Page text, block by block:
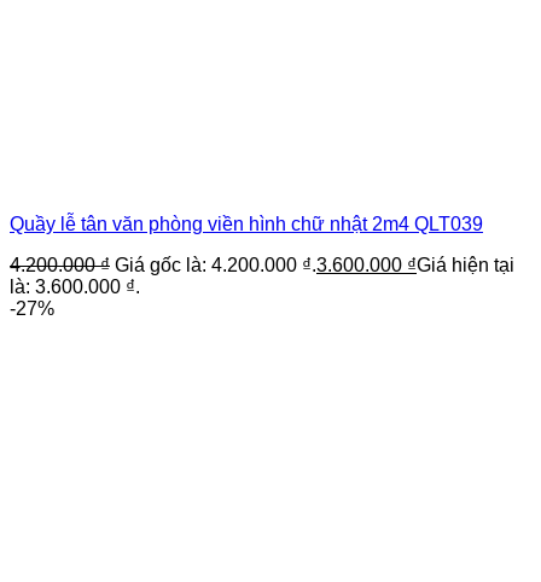
Quầy lễ tân văn phòng viền hình chữ nhật 2m4 QLT039
4.200.000₫ Giá gốc là: 4.200.000 ₫.3.600.000 ₫Giá hiện tại
là: 3.600.000 ₫.
-27%